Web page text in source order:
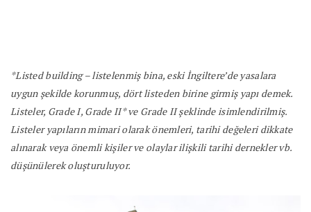
*Listed building – listelenmiş bina, eski İngiltere’de yasalara
uygun şekilde korunmuş, dört listeden birine girmiş yapı demek.
Listeler, Grade I, Grade II* ve Grade II şeklinde isimlendirilmiş.
Listeler yapıların mimari olarak önemleri, tarihi değeleri dikkate
alınarak veya önemli kişiler ve olaylar ilişkili tarihi dernekler vb.
düşünülerek oluşturuluyor.